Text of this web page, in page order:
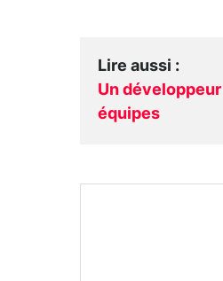
Lire aussi :
Un
équipes